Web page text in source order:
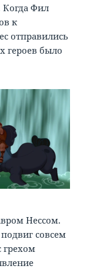
Когда Фил
к
отправились
героев было
Нессом.
совсем
грехом